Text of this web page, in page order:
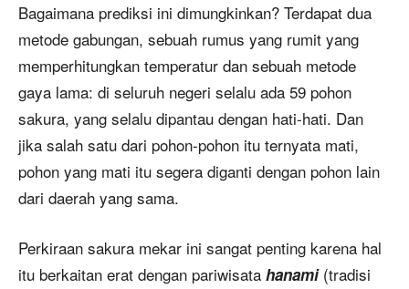
Bagaimana prediksi ini dimungkinkan? Terdapat dua
metode gabungan, sebuah rumus yang rumit yang
memperhitungkan temperatur dan sebuah metode
gaya lama: di seluruh negeri selalu ada 59 pohon
sakura, yang selalu dipantau dengan hati-hati. Dan
jika salah satu dari pohon-pohon itu ternyata mati,
pohon yang mati itu segera diganti dengan pohon lain
dari daerah yang sama.
Perkiraan sakura mekar ini sangat penting karena hal
itu berkaitan erat dengan pariwisata hanami(tradisi